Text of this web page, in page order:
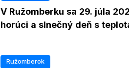
V Ružomberku sa 29. júla
horúci a slnečný deň s
Ružomberok